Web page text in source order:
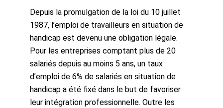
Depuis la promulgation de la loi du 10 juillet
1987, l’emploi de travailleurs en situation de
handicap est devenu une obligation légale.
Pour les entreprises comptant plus de 20
salariés depuis au moins 5 ans, un taux
d’emploi de 6% de salariés en situation de
handicap a été fixé dans le but de favoriser
leur intégration professionnelle. Outre les